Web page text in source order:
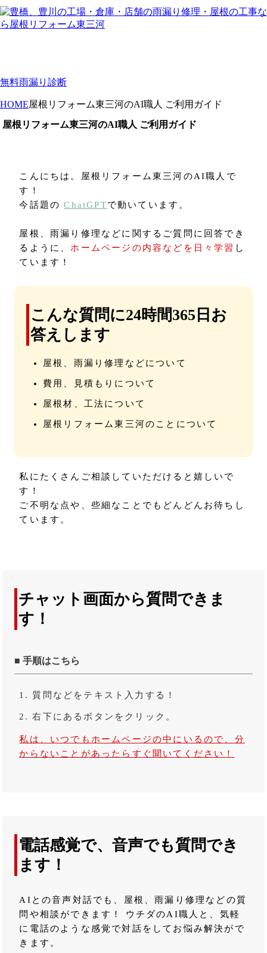
無料雨漏り診断
HOME屋根リフォーム東三河のAI職人 ご利用ガイド
屋根リフォーム東三河のAI職人 ご利用ガイド
こんにちは。屋根リフォーム東三河のAI職人で
す！
今話題のChatGPTで動いています。
屋根、雨漏り修理などに関するご質問に回答でき
るように、ホームページの内容などを日々学習 し
ています！
こんな質問に24時間365日お
答えします
屋根、雨漏り修理などについて
費用、見積もりについて
屋根材、工法について
屋根リフォーム東三河のことについて
私にたくさんご相談していただけると嬉しいで
す！
ご不明な点や、些細なことでもどんどんお待ちし
ています。
チャット画面から質問できま
す！
■ 手順はこちら
質問などをテキスト入力する！
右下にあるボタンをクリック。
私は、いつでもホームページの中にいるので、分
からないことがあったらすぐ聞いてください！
電話感覚で、音声でも質問でき
ます！
AIとの音声対話でも、屋根、雨漏り修理などの質
問や相談ができます！ ウチダのAI職人と、気軽
に電話のような感覚で対話をしてお悩み解決がで
きます。